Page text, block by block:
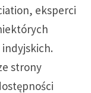
eksperci
strony